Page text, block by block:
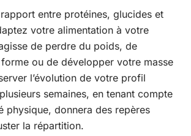
entre protéines, glucides et
votre alimentation à votre
de perdre du poids, de
ou de développer votre masse
l’évolution de votre profil
semaines, en tenant compte
physique, donnera des repères
la répartition.